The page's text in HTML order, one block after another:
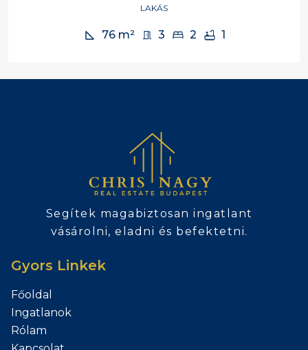
LAKÁS
76 m² 3 2 1
Segítek magabiztosan ingatlant
vásárolni, eladni és befektetni.
Gyors Linkek
Főoldal
Ingatlanok
Rólam